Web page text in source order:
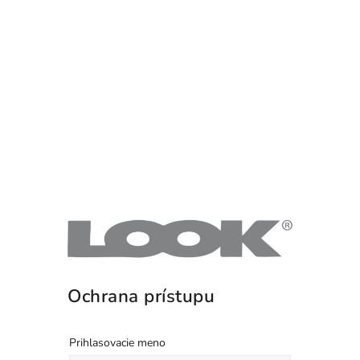
Ochrana prístupu
Prihlasovacie meno